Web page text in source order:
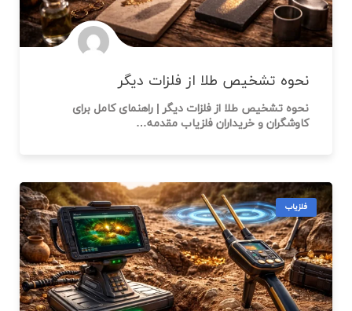
نحوه تشخیص طلا از فلزات دیگر
نحوه تشخیص طلا از فلزات دیگر | راهنمای کامل برای
کاوشگران و خریداران فلزیاب مقدمه…
فلزیاب